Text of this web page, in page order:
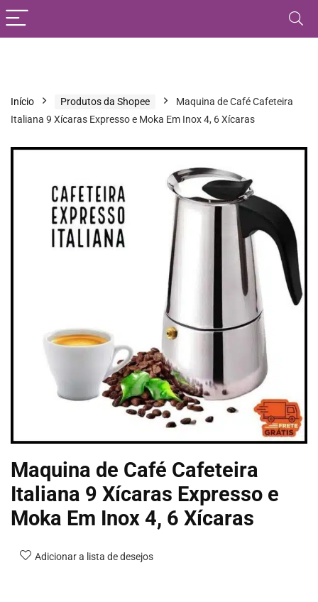
Início Produtos da Shopee
Maquina de Café Cafeteira
Italiana 9 Xícaras Expresso e Moka Em Inox 4, 6 Xícaras
Maquina de Café Cafeteira
Italiana 9 Xícaras Expresso e
Moka Em Inox 4, 6 Xícaras
Adicionar a lista de desejos